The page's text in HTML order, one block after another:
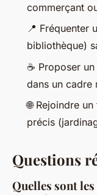
commerçant
📍 Fréquenter
bibliothèque)
☕ Proposer
dans un cadre
🌐 Rejoindre
précis
Questions
Quelles sont